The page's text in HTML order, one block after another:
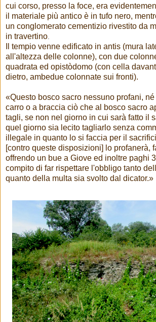
cui corso, presso la foce, era
il materiale più antico è in tufo nero,
un conglomerato cementizio rivestito da
in travertino
Il tempio venne edificato in antis (mura
all'altezza delle colonne), con due
quadrata ed opistòdomo (con cella
dietro, ambedue colonnate sui fronti).
«Questo bosco sacro nessuno profani,
carro o a braccia ciò che al bosco sacro
tagli, se non nel giorno in cui sarà fatto il
quel giorno sia lecito tagliarlo senza
illegale in quanto lo si faccia per il
[contro queste disposizioni] lo profanerà,
offrendo un bue a Giove ed inoltre paghi
compito di far rispettare l'obbligo tanto
quanto della multa sia svolto dal dicator.»